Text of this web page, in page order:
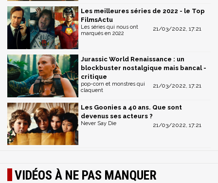
Les meilleures séries de 2022 - le Top
FilmsActu
21/03/2022, 17:21
Les séries qui nous ont
marqués en 2022
Jurassic World Renaissance : un
blockbuster nostalgique mais bancal -
critique
21/03/2022, 17:21
pop-corn et monstres qui
claquent
Les Goonies a 40 ans. Que sont
devenus ses acteurs ?
21/03/2022, 17:21
Never Say Die
VIDÉOS À NE PAS MANQUER